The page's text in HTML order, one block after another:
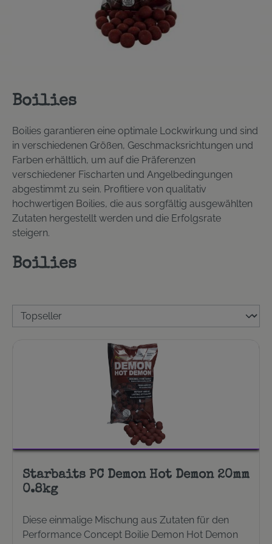
Boilies
Boilies garantieren eine optimale Lockwirkung und sind
in verschiedenen Größen, Geschmacksrichtungen und
Farben erhältlich, um auf die Präferenzen
verschiedener Fischarten und Angelbedingungen
abgestimmt zu sein. Profitiere von qualitativ
hochwertigen Boilies, die aus sorgfältig ausgewählten
Zutaten hergestellt werden und die Erfolgsrate
steigern.
Boilies
Starbaits PC Demon Hot Demon 20mm
0.8kg
Diese einmalige Mischung aus Zutaten für den
Performance Concept Boilie Demon Hot Demon